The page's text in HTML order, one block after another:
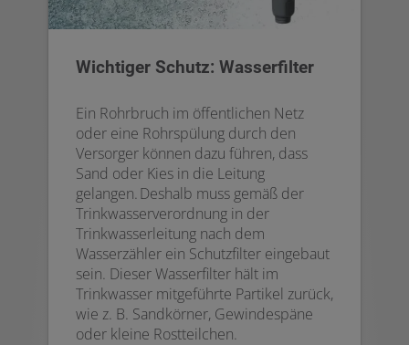
Wichtiger Schutz: Wasserfilter
Ein Rohrbruch im öffentlichen Netz
oder eine Rohrspülung durch den
Versorger können dazu führen, dass
Sand oder Kies in die Leitung
gelangen. Deshalb muss gemäß der
Trinkwasserverordnung in der
Trinkwasserleitung nach dem
Wasserzähler ein Schutzfilter eingebaut
sein. Dieser Wasserfilter hält im
Trinkwasser mitgeführte Partikel zurück,
wie z. B. Sandkörner, Gewindespäne
oder kleine Rostteilchen.